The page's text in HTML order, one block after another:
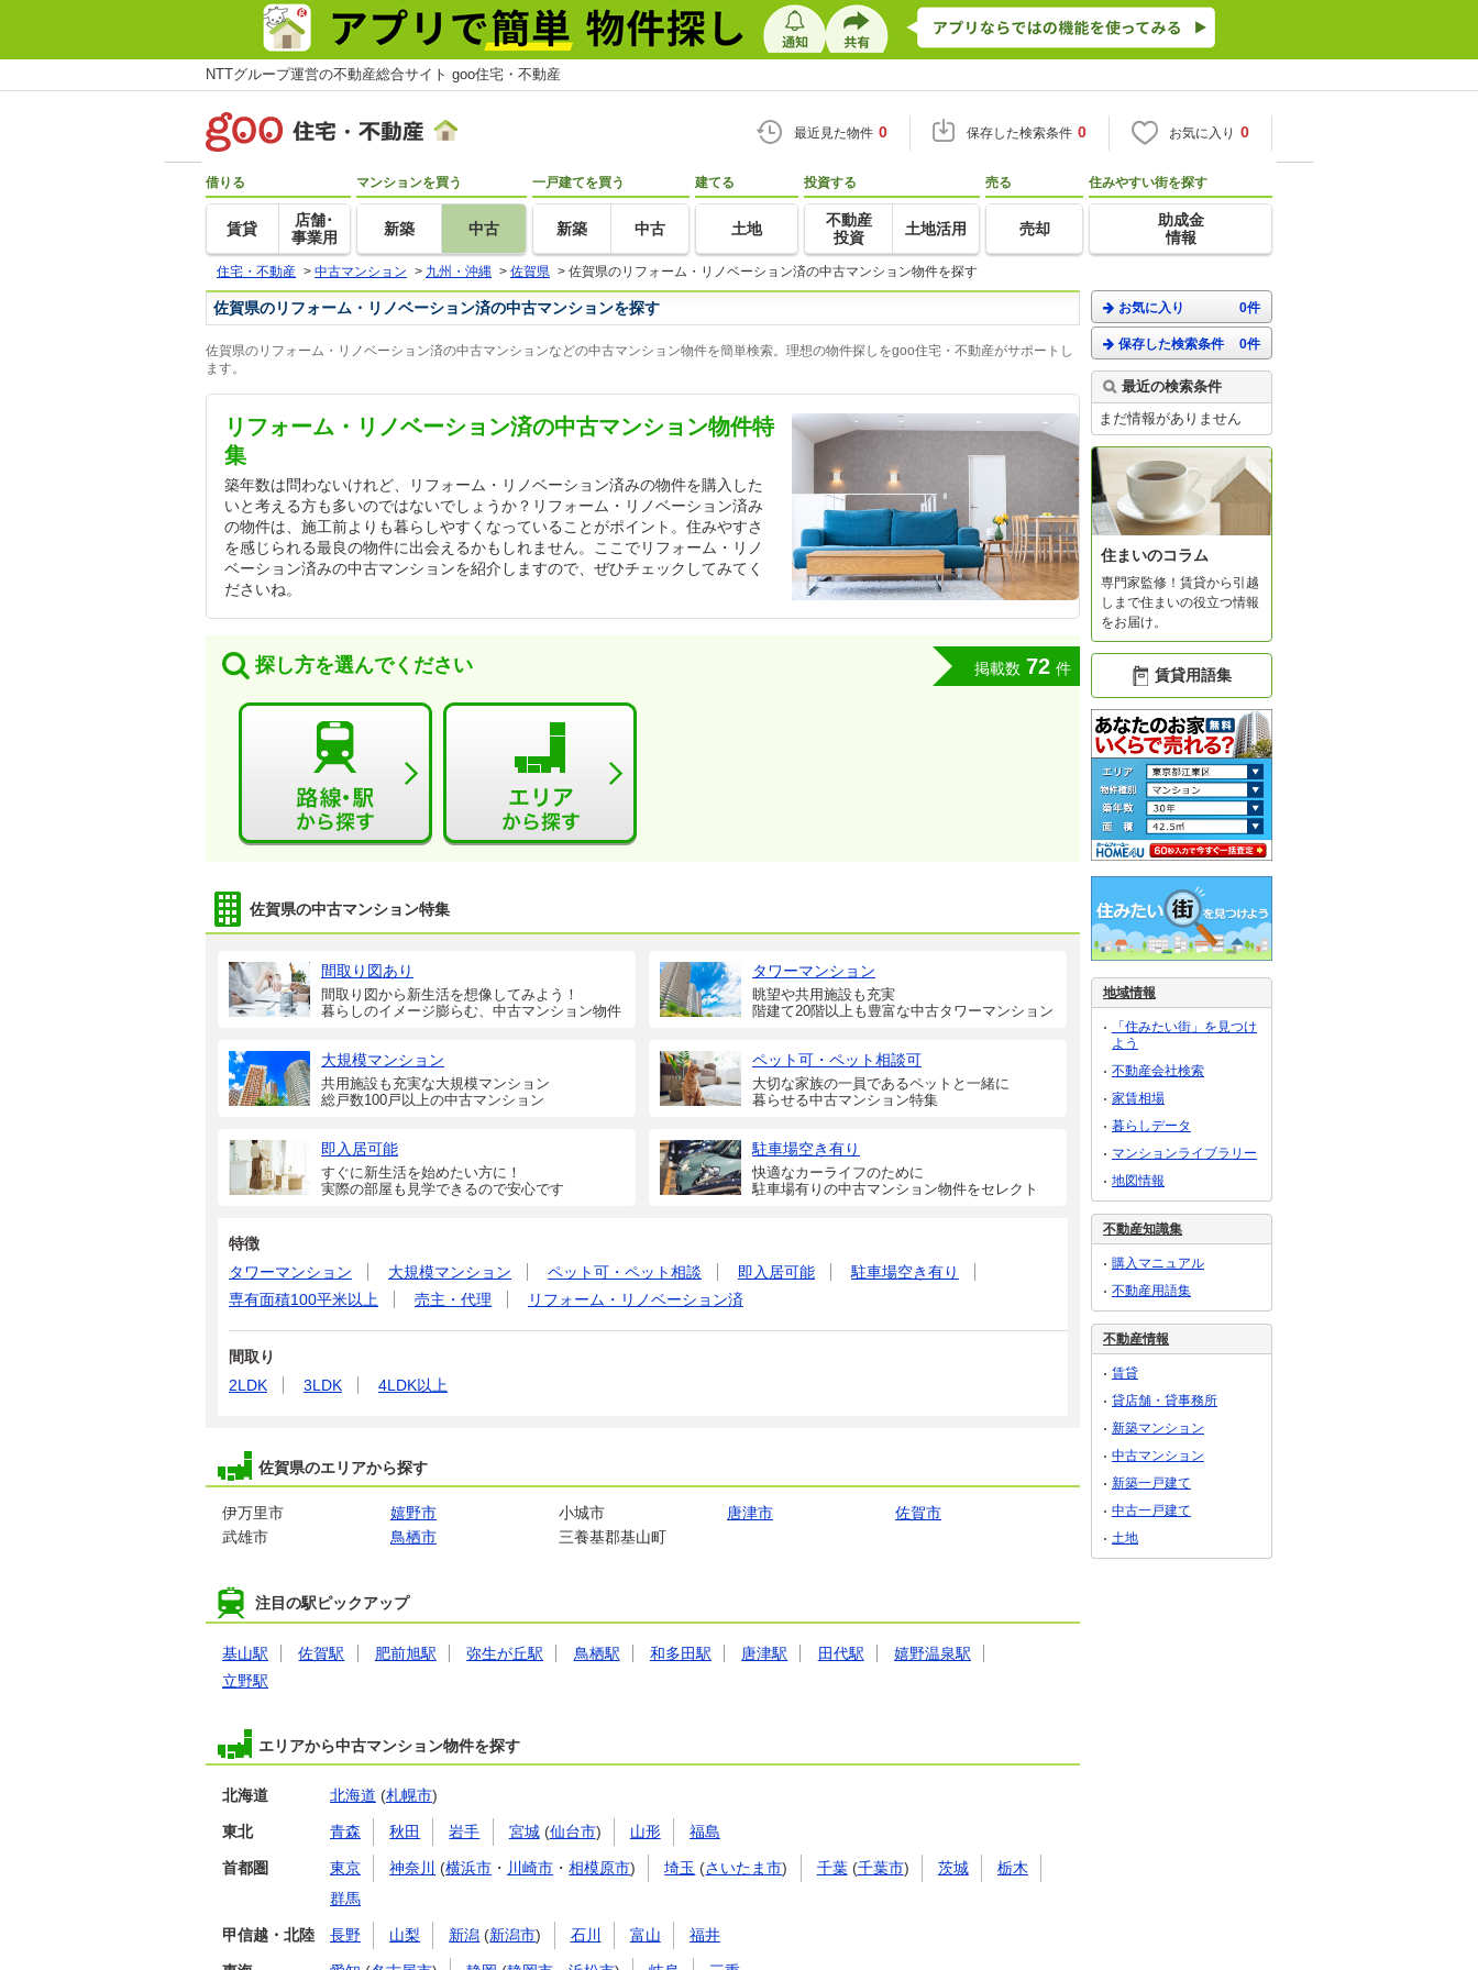
NTTグループ運営の不動産総合サイト goo住宅・不動産
最近見た物件 0 保存した検索条件 0 お気に入り 0
借りる
賃貸
店舗･
事業用
マンションを買う
新築 中古
一戸建てを買う
新築 中古
建てる
土地
投資する
不動産
投資
土地活用
売る
売却
住みやすい街を探す
助成金
情報
住宅・不動産 > 中古マンション > 九州・沖縄 > 佐賀県 > 佐賀県のリフォーム・リノベーション済の中古マンション物件を探す
佐賀県のリフォーム・リノベーション済の中古マンションを探す
佐賀県のリフォーム・リノベーション済の中古マンションなどの中古マンション物件を簡単検索。理想の物件探しをgoo住宅・不動産がサポートし
ます。
リフォーム・リノベーション済の中古マンション物件特
集
築年数は問わないけれど、リフォーム・リノベーション済みの物件を購入した
いと考える方も多いのではないでしょうか？リフォーム・リノベーション済み
の物件は、施工前よりも暮らしやすくなっていることがポイント。住みやすさ
を感じられる最良の物件に出会えるかもしれません。ここでリフォーム・リノ
ベーション済みの中古マンションを紹介しますので、ぜひチェックしてみてく
ださいね。
探し方を選んでください 掲載数 72 件
佐賀県の中古マンション特集
間取り図あり
間取り図から新生活を想像してみよう！
暮らしのイメージ膨らむ、中古マンション物件
タワーマンション
眺望や共用施設も充実
階建て20階以上も豊富な中古タワーマンション
大規模マンション
共用施設も充実な大規模マンション
総戸数100戸以上の中古マンション
ペット可・ペット相談可
大切な家族の一員であるペットと一緒に
暮らせる中古マンション特集
即入居可能
すぐに新生活を始めたい方に！
実際の部屋も見学できるので安心です
駐車場空き有り
快適なカーライフのために
駐車場有りの中古マンション物件をセレクト
特徴
タワーマンション
大規模マンション ペット可・ペット相談 即入居可能
駐車場空き有り
専有面積100平米以上
売主・代理 リフォーム・リノベーション済
間取り
2LDK
3LDK 4LDK以上
佐賀県のエリアから探す
伊万里市 嬉野市 小城市 唐津市
佐賀市
武雄市
鳥栖市 三養基郡基山町
注目の駅ピックアップ
基山駅 佐賀駅 肥前旭駅 弥生が丘駅 鳥栖駅 和多田駅 唐津駅 田代駅
嬉野温泉駅
立野駅
エリアから中古マンション物件を探す
北海道 北海道 (札幌市)
東北 青森 秋田 岩手 宮城(仙台市) 山形 福島
首都圏 東京 神奈川 (横浜市 ・ 川崎市 ・相模原市) 埼玉 (さいたま市) 千葉(千葉市) 茨城
栃木
群馬
甲信越・北陸 長野 山梨 新潟 (新潟市) 石川 富山 福井
お気に入り 0件
保存した検索条件 0件
最近の検索条件
まだ情報がありません
住まいのコラム
専門家監修！賃貸から引越
しまで住まいの役立つ情報
をお届け。
賃貸用語集
地域情報
「住みたい街」を見つけ
よう
不動産会社検索
家賃相場
暮らしデータ
マンションライブラリー
地図情報
不動産知識集
購入マニュアル
不動産用語集
不動産情報
賃貸
貸店舗・貸事務所
新築マンション
中古マンション
新築一戸建て
中古一戸建て
土地